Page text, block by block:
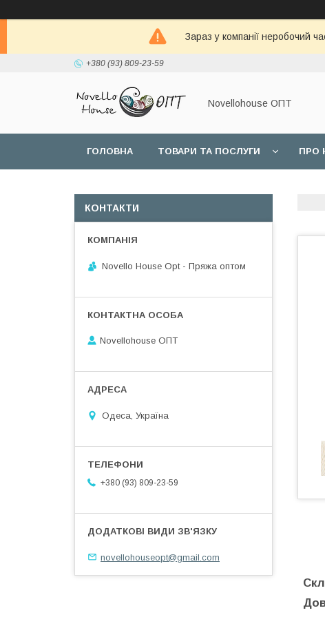
Зараз у компанії неробочий
+380 (93) 809-23-59
Novellohouse ОПТ
ГОЛОВНА ТОВАРИ ТА ПОСЛУГИ ПРО
КОНТАКТИ
Novello House Opt - Пряжа оптом
Novellohouse ОПТ
Одеса, Україна
+380 (93) 809-23-59
novellohouseopt@gmail.com